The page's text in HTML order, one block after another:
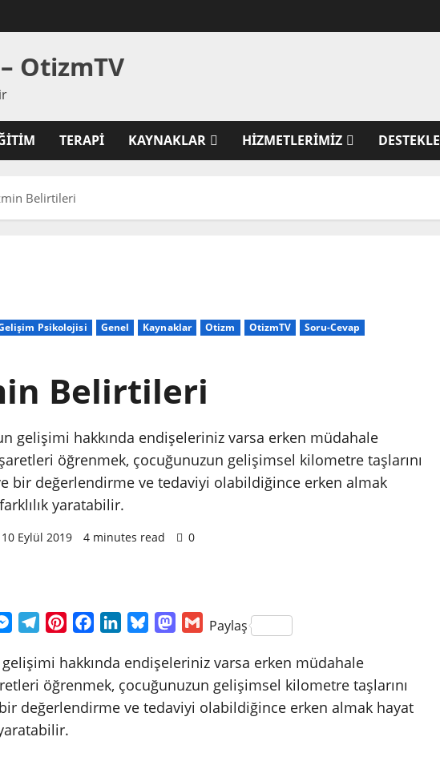
OtizmTV
TERAPI KAYNAKLAR HIZMETLERIMIZ DESTEKLE
Belirtileri
Psikolojisi Genel Kaynaklar Otizm OtizmTV
Soru-Cevap
Belirtileri
gelişimi hakkında endişeleriniz varsa erken müdahale
öğrenmek, çocuğunuzun gelişimsel kilometre taşlarını
bir değerlendirme ve tedaviyi olabildiğince erken almak
yaratabilir.
10 Eylül 2019 4 minutes read 0
Messenger
TelegramPinterestFacebookLinkedInBlueskyMastodon
Gmail
Paylaş
hakkında endişeleriniz varsa erken müdahale
öğrenmek, çocuğunuzun gelişimsel kilometre taşlarını
değerlendirme ve tedaviyi olabildiğince erken almak hayat